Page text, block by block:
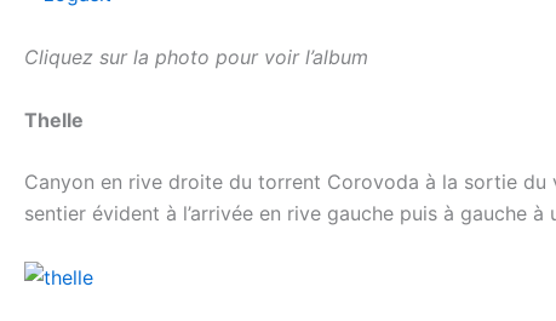
Cliquez sur la photo pour voir l’album
Thelle
Canyon en rive droite du torrent Corovoda à la sortie du
sentier évident à l’arrivée en rive gauche puis à gauche